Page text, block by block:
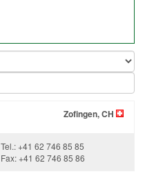
Zofingen, CH
Tel.: +41 62 746 85 85
Fax: +41 62 746 85 86